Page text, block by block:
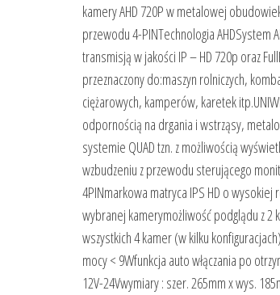
kamery AHD 720P w metalowej
przewodu 4-PINTechnologia AHDSystem
transmisją w jakości IP – HD 720p oraz
przeznaczony do:maszyn rolniczych,
ciężarowych, kamperów, karetek
odpornością na drgania i wstrząsy,
systemie QUAD tzn. z możliwością
wzbudzeniu z przewodu sterującego
4PINmarkowa matryca IPS HD o wysokiej
wybranej kamerymożliwość podglądu z 2
wszystkich 4 kamer (w kilku
mocy < 9Wfunkcja auto włączania po
12V-24Vwymiary : szer. 265mm x wys.